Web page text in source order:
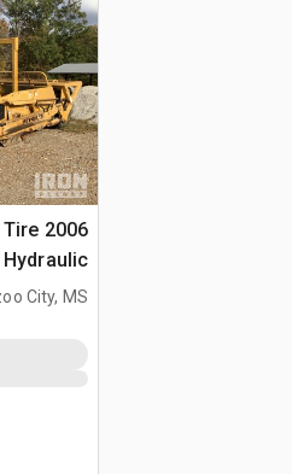
Tire
Hydraulic جراف ساحب
City, MS